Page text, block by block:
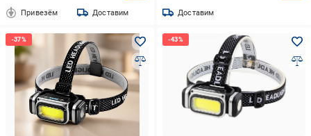
Привезём Доставим Доставим